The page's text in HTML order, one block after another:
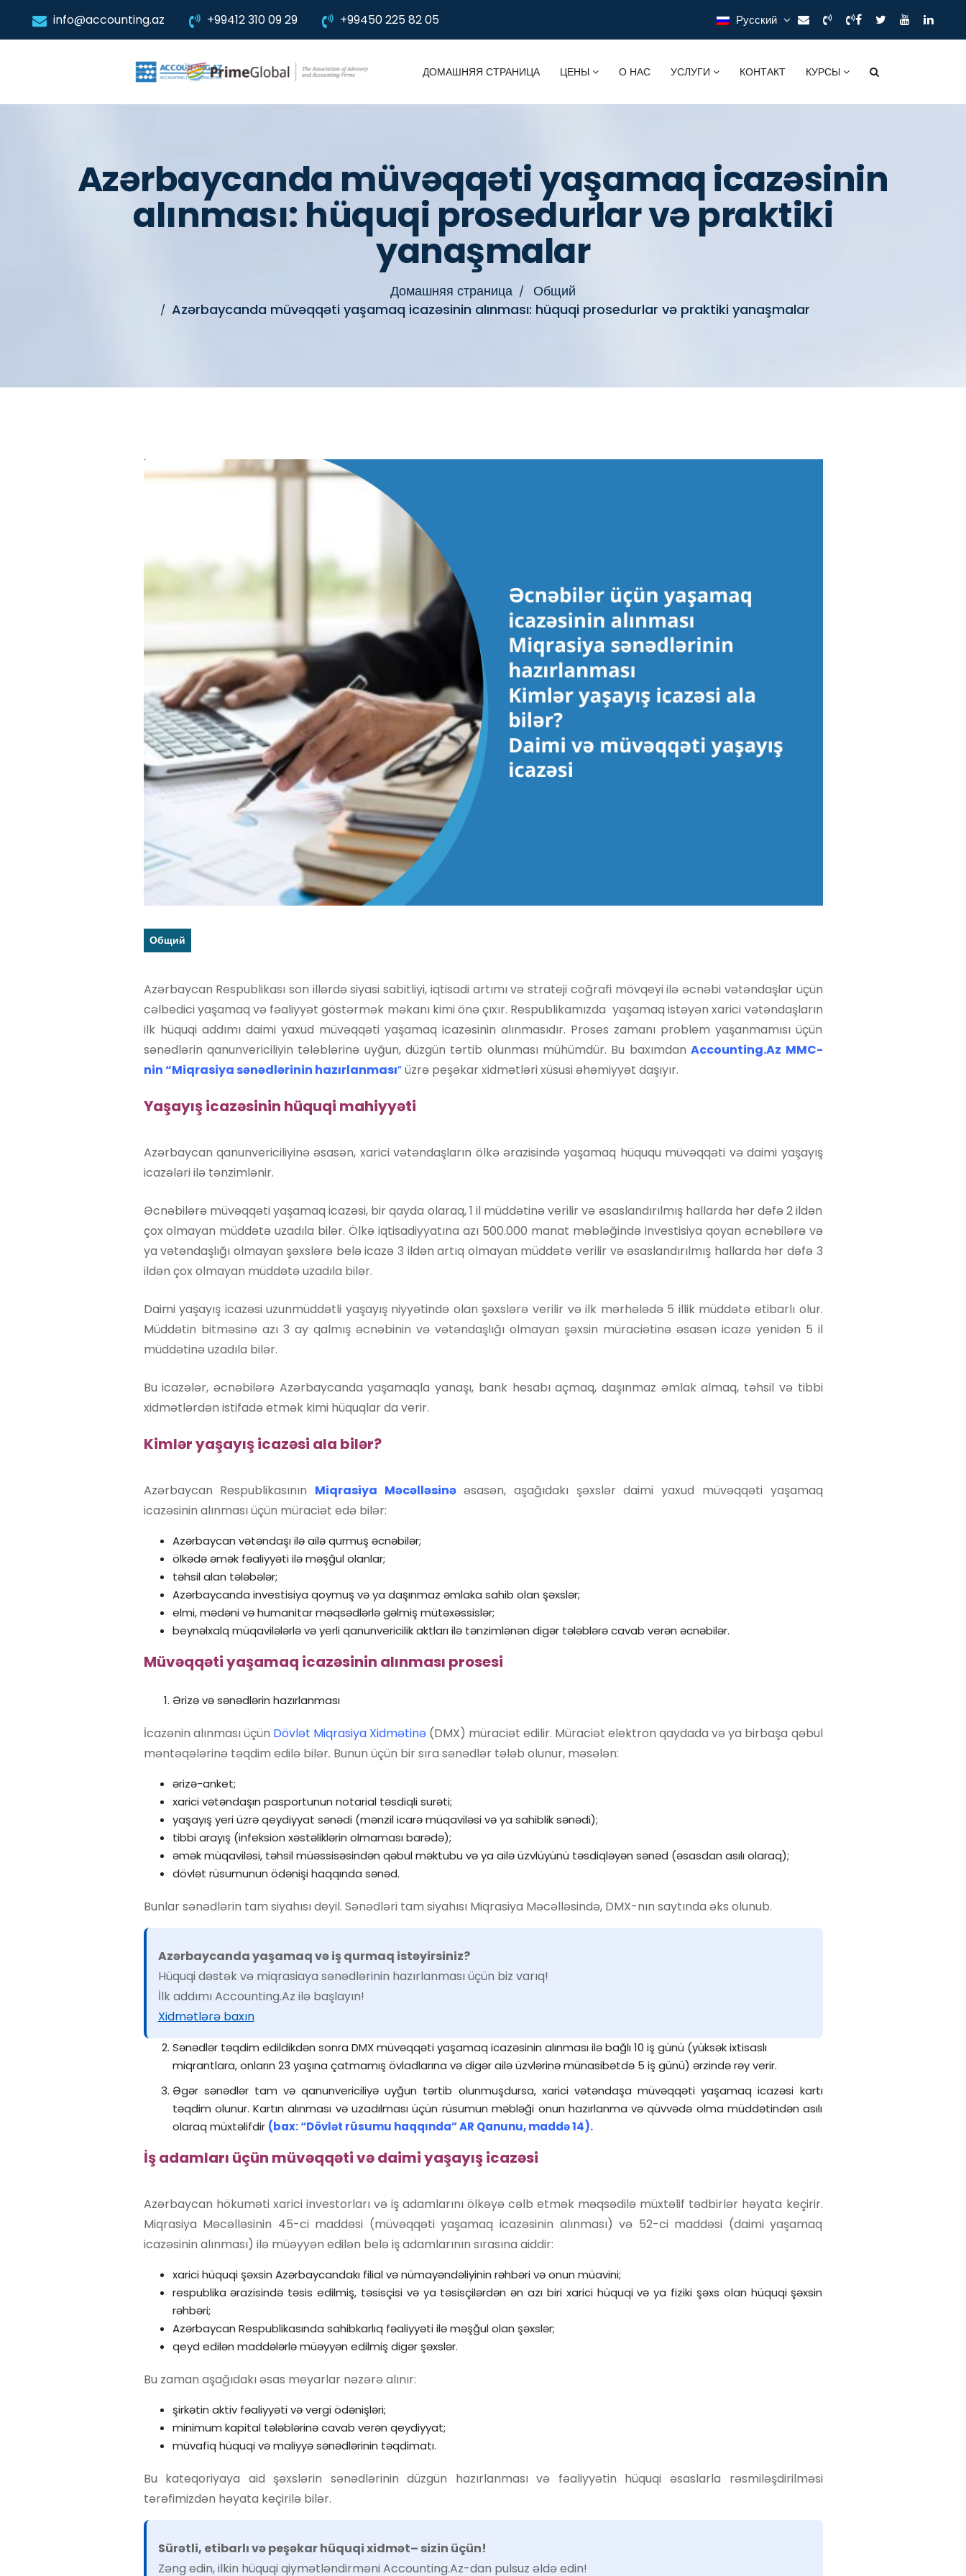
info@accounting.az +99412 310 09 29 +99450 225 82 05 Русский
ДОМАШНЯЯ СТРАНИЦА ЦЕНЫ О НАС УСЛУГИ КОНТАКТ КУРСЫ
Azərbaycanda müvəqqəti yaşamaq icazəsinin
alınması: hüquqi prosedurlar və praktiki
yanaşmalar
Домашняя страница
Общий
Azərbaycanda müvəqqəti yaşamaq icazəsinin alınması: hüquqi prosedurlar və praktiki yanaşmalar
Общий
Azərbaycan Respublikası son illərdə siyasi sabitliyi, iqtisadi artımı və strateji coğrafi mövqeyi ilə əcnəbi vətəndaşlar üçün
cəlbedici yaşamaq və fəaliyyət göstərmək məkanı kimi önə çıxır. Respublikamızda yaşamaq istəyən xarici vətəndaşların
ilk hüquqi addımı daimi yaxud müvəqqəti yaşamaq icazəsinin alınmasıdır. Proses zamanı problem yaşanmamısı üçün
sənədlərin qanunvericiliyin tələblərinə uyğun, düzgün tərtib olunması mühümdür. Bu baxımdanAccounting.Az MMC-
nin “Miqrasiya sənədlərinin hazırlanması”üzrə peşəkar xidmətləri xüsusi əhəmiyyət daşıyır.
Yaşayış icazəsinin hüquqi mahiyyəti
Azərbaycan qanunvericiliyinə əsasən, xarici vətəndaşların ölkə ərazisində yaşamaq hüququ müvəqqəti və daimi yaşayış
icazələri ilə tənzimlənir.
Əcnəbilərə müvəqqəti yaşamaq icazəsi, bir qayda olaraq, 1 il müddətinə verilir və əsaslandırılmış hallarda hər dəfə 2 ildən
çox olmayan müddətə uzadıla bilər. Ölkə iqtisadiyyatına azı 500.000 manat məbləğində investisiya qoyan əcnəbilərə və
ya vətəndaşlığı olmayan şəxslərə belə icazə 3 ildən artıq olmayan müddətə verilir və əsaslandırılmış hallarda hər dəfə 3
ildən çox olmayan müddətə uzadıla bilər.
Daimi yaşayış icazəsi uzunmüddətli yaşayış niyyətində olan şəxslərə verilir və ilk mərhələdə 5 illik müddətə etibarlı olur.
Müddətin bitməsinə azı 3 ay qalmış əcnəbinin və vətəndaşlığı olmayan şəxsin müraciətinə əsasən icazə yenidən 5 il
müddətinə uzadıla bilər.
Bu icazələr, əcnəbilərə Azərbaycanda yaşamaqla yanaşı, bank hesabı açmaq, daşınmaz əmlak almaq, təhsil və tibbi
xidmətlərdən istifadə etmək kimi hüquqlar da verir.
Kimlər yaşayış icazəsi ala bilər?
Azərbaycan Respublikasının Miqrasiya Məcəlləsinəəsasən, aşağıdakı şəxslər daimi yaxud müvəqqəti yaşamaq
icazəsinin alınması üçün müraciət edə bilər:
Azərbaycan vətəndaşı ilə ailə qurmuş əcnəbilər;
ölkədə əmək fəaliyyəti ilə məşğul olanlar;
təhsil alan tələbələr;
Azərbaycanda investisiya qoymuş və ya daşınmaz əmlaka sahib olan şəxslər;
elmi, mədəni və humanitar məqsədlərlə gəlmiş mütəxəssislər;
beynəlxalq müqavilələrlə və yerli qanunvericilik aktları ilə tənzimlənən digər tələblərə cavab verən əcnəbilər.
Müvəqqəti yaşamaq icazəsinin alınması prosesi
Ərizə və sənədlərin hazırlanması
İcazənin alınması üçün Dövlət Miqrasiya Xidmətinə(DMX) müraciət edilir. Müraciət elektron qaydada və ya birbaşa qəbul
məntəqələrinə təqdim edilə bilər. Bunun üçün bir sıra sənədlər tələb olunur, məsələn:
ərizə-anket;
xarici vətəndaşın pasportunun notarial təsdiqli surəti;
yaşayış yeri üzrə qeydiyyat sənədi (mənzil icarə müqaviləsi və ya sahiblik sənədi);
tibbi arayış (infeksion xəstəliklərin olmaması barədə);
əmək müqaviləsi, təhsil müəssisəsindən qəbul məktubu və ya ailə üzvlüyünü təsdiqləyən sənəd (əsasdan asılı olaraq);
dövlət rüsumunun ödənişi haqqında sənəd.
Bunlar sənədlərin tam siyahısı deyil. Sənədləri tam siyahısı Miqrasiya Məcəlləsində, DMX-nın saytında əks olunub.
Azərbaycanda yaşamaq və iş qurmaq istəyirsiniz?
Hüquqi dəstək və miqrasiaya sənədlərinin hazırlanması üçün biz varıq!
İlk addımı Accounting.Az ilə başlayın!
Xidmətlərə baxın
Sənədlər təqdim edildikdən sonra DMX müvəqqəti yaşamaq icazəsinin alınması ilə bağlı 10 iş günü (yüksək ixtisaslı
miqrantlara, onların 23 yaşına çatmamış övladlarına və digər ailə üzvlərinə münasibətdə 5 iş günü) ərzində rəy verir.
Əgər sənədlər tam və qanunvericiliyə uyğun tərtib olunmuşdursa, xarici vətəndaşa müvəqqəti yaşamaq icazəsi kartı
təqdim olunur. Kartın alınması və uzadılması üçün rüsumun məbləği onun hazırlanma və qüvvədə olma müddətindən asılı
olaraq müxtəlifdir (bax: “Dövlət rüsumu haqqında” AR Qanunu, maddə 14).
İş adamları üçün müvəqqəti və daimi yaşayış icazəsi
Azərbaycan hökuməti xarici investorları və iş adamlarını ölkəyə cəlb etmək məqsədilə müxtəlif tədbirlər həyata keçirir.
Miqrasiya Məcəlləsinin 45-ci maddəsi (müvəqqəti yaşamaq icazəsinin alınması) və 52-ci maddəsi (daimi yaşamaq
icazəsinin alınması) ilə müəyyən edilən belə iş adamlarının sırasına aiddir:
xarici hüquqi şəxsin Azərbaycandakı filial və nümayəndəliyinin rəhbəri və onun müavini;
respublika ərazisində təsis edilmiş, təsisçisi və ya təsisçilərdən ən azı biri xarici hüquqi və ya fiziki şəxs olan hüquqi şəxsin
rəhbəri;
Azərbaycan Respublikasında sahibkarlıq fəaliyyəti ilə məşğul olan şəxslər;
qeyd edilən maddələrlə müəyyən edilmiş digər şəxslər.
Bu zaman aşağıdakı əsas meyarlar nəzərə alınır:
şirkətin aktiv fəaliyyəti və vergi ödənişləri;
minimum kapital tələblərinə cavab verən qeydiyyat;
müvafiq hüquqi və maliyyə sənədlərinin təqdimatı.
Bu kateqoriyaya aid şəxslərin sənədlərinin düzgün hazırlanması və fəaliyyətin hüquqi əsaslarla rəsmiləşdirilməsi
tərəfimizdən həyata keçirilə bilər.
Sürətli, etibarlı və peşəkar hüquqi xidmət– sizin üçün!
Zəng edin, ilkin hüquqi qiymətləndirməni Accounting.Az-dan pulsuz əldə edin!